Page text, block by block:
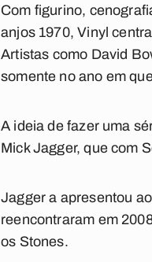
Com figurino,
anjos 1970, Vinyl
Artistas como David
somente no ano em
A ideia de fazer uma
Mick Jagger, que com
Jagger a apresentou
reencontraram em
os Stones.